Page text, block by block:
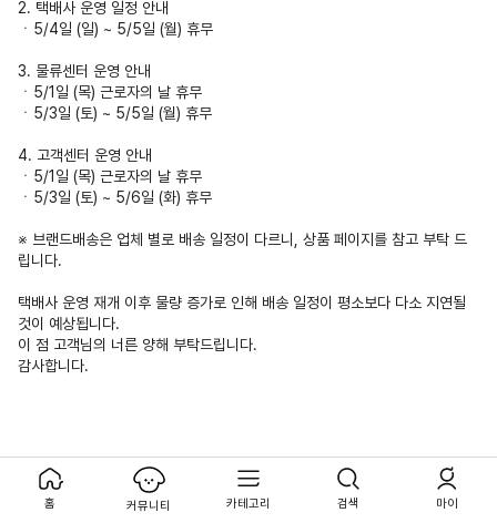
2. 택배사 운영 일정 안내
ㆍ5/4일 (일) ~ 5/5일 (월) 휴무
3. 물류센터 운영 안내
ㆍ5/1일 (목) 근로자의 날 휴무
ㆍ5/3일 (토) ~ 5/5일 (월) 휴무
4. 고객센터 운영 안내
ㆍ5/1일 (목) 근로자의 날 휴무
ㆍ5/3일 (토) ~ 5/6일 (화) 휴무
※ 브랜드배송은 업체 별로 배송 일정이 다르니, 상품 페이지를 참고 부탁 드
립니다.
택배사 운영 재개 이후 물량 증가로 인해 배송 일정이 평소보다 다소 지연될
것이 예상됩니다.
이 점 고객님의 너른 양해 부탁드립니다.
감사합니다.
홈 커뮤니티 카테고리 검색 마이